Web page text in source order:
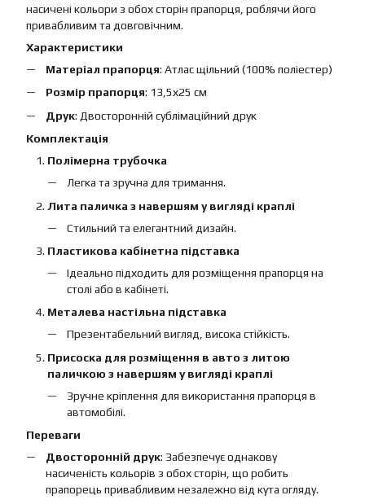
насичені кольори з обох сторін прапорця, роблячи його
привабливим та довговічним.
Характеристики
Матеріал прапорця: Атлас щільний (100% поліестер)
Розмір прапорця: 13,5х25 см
Друк: Двосторонній сублімаційний друк
Комплектація
Полімерна трубочка
Легка та зручна для тримання.
Лита паличка з навершям у вигляді краплі
Стильний та елегантний дизайн.
Пластикова кабінетна підставка
Ідеально підходить для розміщення прапорця на
столі або в кабінеті.
Металева настільна підставка
Презентабельний вигляд, висока стійкість.
Присоска для розміщення в авто з литою
паличкою з навершям у вигляді краплі
Зручне кріплення для використання прапорця в
автомобілі.
Переваги
Двосторонній друк: Забезпечує однакову
насиченість кольорів з обох сторін, що робить
прапорець привабливим незалежно від кута огляду.